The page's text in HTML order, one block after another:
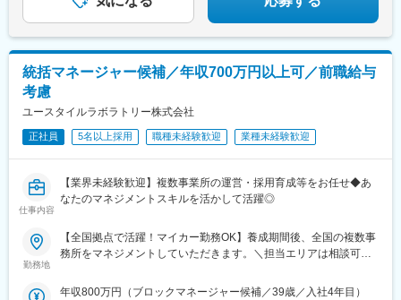
への1年間の支援あり（規定有）★江戸川・川崎・湘南・川越・香
川・徳島・青森にて新規事業所オープン！
統括マネージャー候補／年収700万円以上可／前職給与
考慮
ユースタイルラボラトリー株式会社
正社員 5名以上採用 職種未経験歓迎 業種未経験歓迎
仕事内容
【業界未経験歓迎】複数事業所の運営・採用育成等をお任せ◆あ
なたのマネジメントスキルを活かして活躍◎
勤務地
【全国拠点で活躍！マイカー勤務OK】養成期間後、全国の複数事
務所をマネジメントしていただきます。＼担当エリアは相談可
《養成期間中の勤務地》現在は東京、横浜、埼玉、福岡の事業所
年収800万円（ブロックマネージャー候補／39歳／入社4年目）